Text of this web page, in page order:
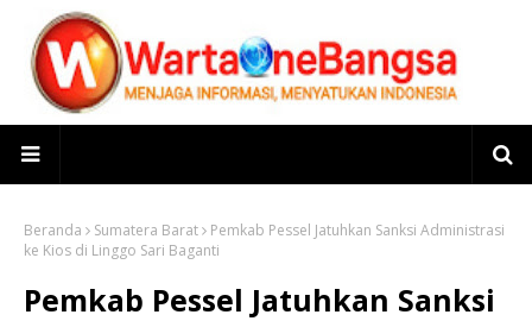
Beranda Sumatera Barat
Pemkab Pessel Jatuhkan Sanksi Administrasi
ke Kios di Linggo Sari Baganti
Pemkab Pessel Jatuhkan Sanksi